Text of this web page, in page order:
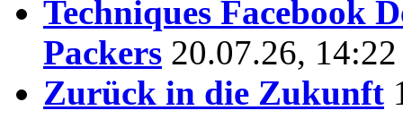
Techniques Facebook
Packers 20.07.26,
Zurück in die Zukunft